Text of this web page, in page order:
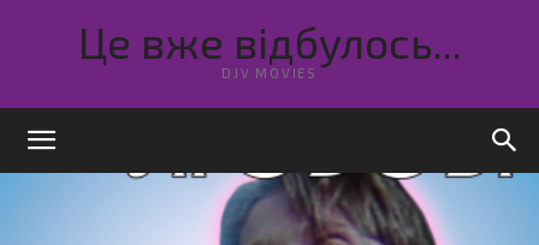
Це вже відбулось...
DJV MOVIES